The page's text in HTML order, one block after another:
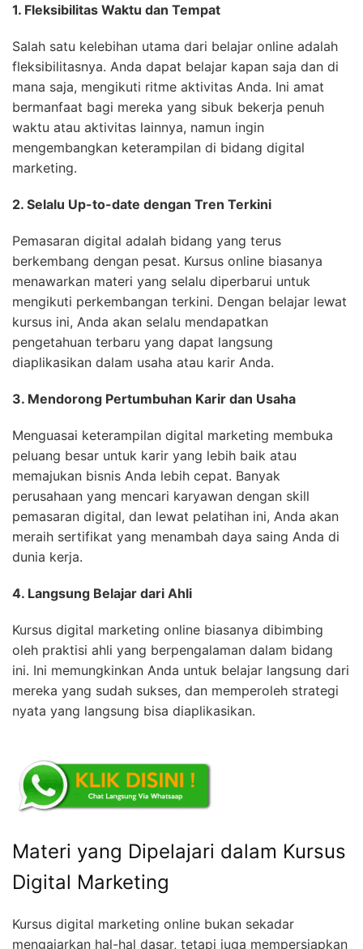
1. Fleksibilitas Waktu dan Tempat
Salah satu kelebihan utama dari belajar online adalah
fleksibilitasnya. Anda dapat belajar kapan saja dan di
mana saja, mengikuti ritme aktivitas Anda. Ini amat
bermanfaat bagi mereka yang sibuk bekerja penuh
waktu atau aktivitas lainnya, namun ingin
mengembangkan keterampilan di bidang digital
marketing.
2. Selalu Up-to-date dengan Tren Terkini
Pemasaran digital adalah bidang yang terus
berkembang dengan pesat. Kursus online biasanya
menawarkan materi yang selalu diperbarui untuk
mengikuti perkembangan terkini. Dengan belajar lewat
kursus ini, Anda akan selalu mendapatkan
pengetahuan terbaru yang dapat langsung
diaplikasikan dalam usaha atau karir Anda.
3. Mendorong Pertumbuhan Karir dan Usaha
Menguasai keterampilan digital marketing membuka
peluang besar untuk karir yang lebih baik atau
memajukan bisnis Anda lebih cepat. Banyak
perusahaan yang mencari karyawan dengan skill
pemasaran digital, dan lewat pelatihan ini, Anda akan
meraih sertifikat yang menambah daya saing Anda di
dunia kerja.
4. Langsung Belajar dari Ahli
Kursus digital marketing online biasanya dibimbing
oleh praktisi ahli yang berpengalaman dalam bidang
ini. Ini memungkinkan Anda untuk belajar langsung dari
mereka yang sudah sukses, dan memperoleh strategi
nyata yang langsung bisa diaplikasikan.
Materi yang Dipelajari dalam Kursus
Digital Marketing
Kursus digital marketing online bukan sekadar
mengajarkan hal-hal dasar, tetapi juga mempersiapkan